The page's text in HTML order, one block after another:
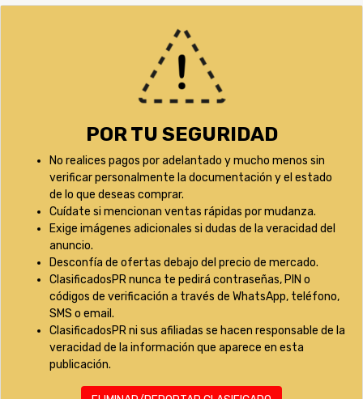
POR TU SEGURIDAD
No realices pagos por adelantado y mucho menos sin
verificar personalmente la documentación y el estado
de lo que deseas comprar.
Cuídate si mencionan ventas rápidas por mudanza.
Exige imágenes adicionales si dudas de la veracidad del
anuncio.
Desconfía de ofertas debajo del precio de mercado.
ClasificadosPR nunca te pedirá contraseñas, PIN o
códigos de verificación a través de WhatsApp, teléfono,
SMS o email.
ClasificadosPR ni sus afiliadas se hacen responsable de la
veracidad de la información que aparece en esta
publicación.